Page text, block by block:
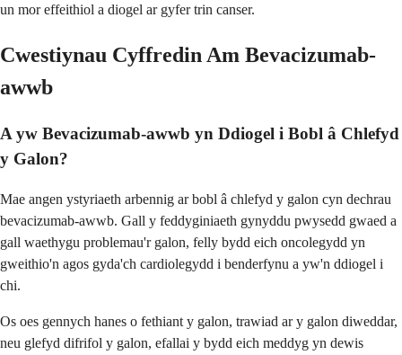
un mor effeithiol a diogel ar gyfer trin canser.
Cwestiynau Cyffredin Am Bevacizumab-
awwb
A yw Bevacizumab-awwb yn Ddiogel i Bobl â Chlefyd
y Galon?
Mae angen ystyriaeth arbennig ar bobl â chlefyd y galon cyn dechrau
bevacizumab-awwb. Gall y feddyginiaeth gynyddu pwysedd gwaed a
gall waethygu problemau'r galon, felly bydd eich oncolegydd yn
gweithio'n agos gyda'ch cardiolegydd i benderfynu a yw'n ddiogel i
chi.
Os oes gennych hanes o fethiant y galon, trawiad ar y galon diweddar,
neu glefyd difrifol y galon, efallai y bydd eich meddyg yn dewis